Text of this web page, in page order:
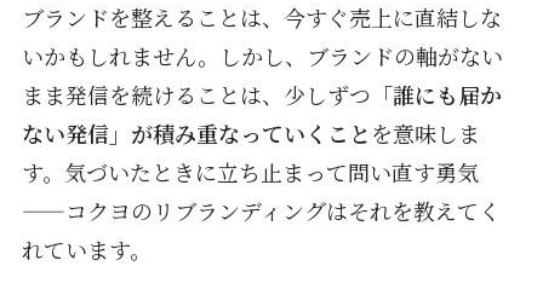
ブランドを整えることは、今すぐ売上に直結しな
いかもしれません。しかし、ブランドの軸がない
まま発信を続けることは、少しずつ 「誰にも届か
ない発信」が積み重なっていくこと を意味しま
す。気づいたときに立ち止まって問い直す勇気
——コクヨのリブランディングはそれを教えてく
れています。